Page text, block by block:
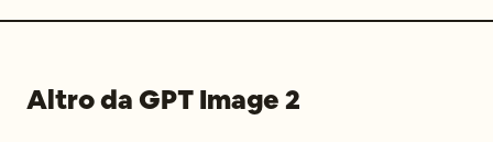
Altro da GPT Image 2